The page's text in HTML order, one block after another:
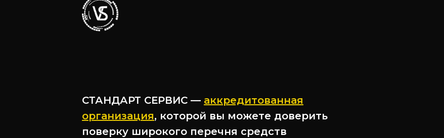
СТАНДАРТ СЕРВИС — аккредитованная
организация, которой вы можете доверить
поверку широкого перечня средств